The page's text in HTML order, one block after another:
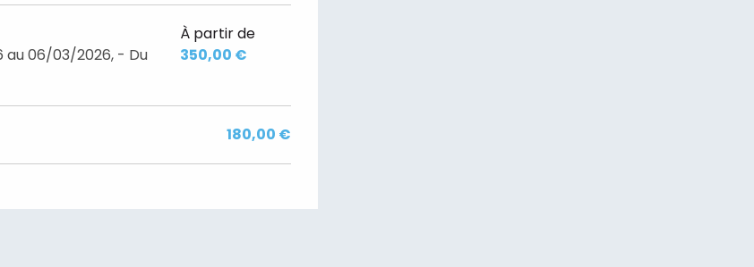
06/03/2026, - Du
À partir de
350,00 €
180,00 €